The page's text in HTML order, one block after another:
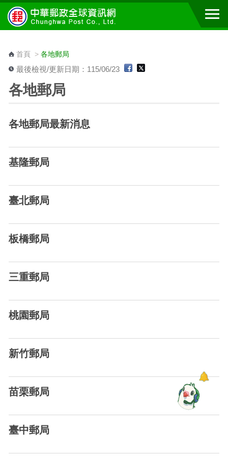
跳到主要內容區塊
首頁> 各地郵局
最後檢視/更新日期：115/06/23
各地郵局
各地郵局最新消息
基隆郵局
臺北郵局
板橋郵局
三重郵局
桃園郵局
新竹郵局
苗栗郵局
臺中郵局